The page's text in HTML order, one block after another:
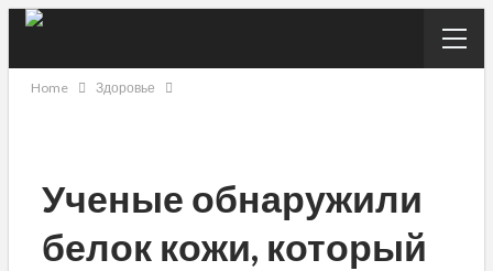
Home Здоровье
Ученые обнаружили
белок кожи, который